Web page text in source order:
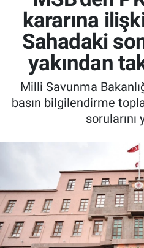
kararına
Sahadaki
yakından
Milli Savunma
basın bilgilendirme
sorularını